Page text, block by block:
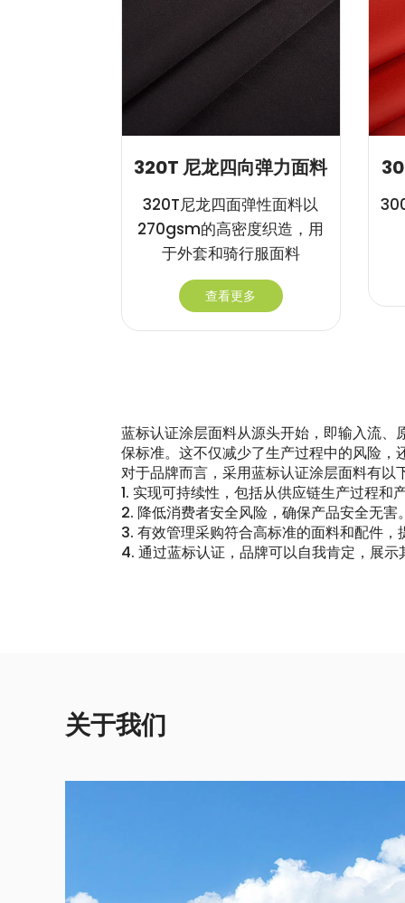
320T 尼龙四向弹力面料
320T尼龙四面弹性面料以
270gsm的高密度织造，用
于外套和骑行服面料
查看更多
蓝标认证涂层面料从源头开始，即输入流
保标准。这不仅减少了生产过程中的风险
对于品牌而言，采用蓝标认证涂层面料有以
1. 实现可持续性，包括从供应链生产过程和
2. 降低消费者安全风险，确保产品安全无害
3. 有效管理采购符合高标准的面料和配件
4. 通过蓝标认证，品牌可以自我肯定，展
关于我们